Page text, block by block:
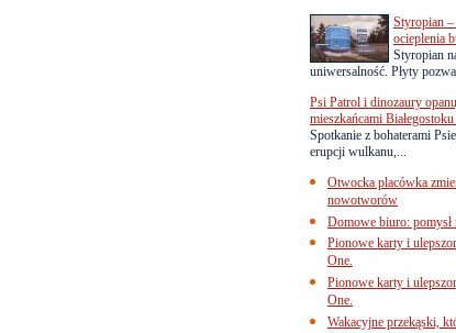
Styropian
ocieplenia
Styropian
uniwersalność. Płyty
Psi Patrol i dinozaury
mieszkańcami
Spotkanie z bohaterami
erupcji wulkanu,...
Otwocka placówka
nowotworów
Domowe biuro: pomysł
Pionowe karty i
One.
Pionowe karty i
One.
Wakacyjne przekąski,